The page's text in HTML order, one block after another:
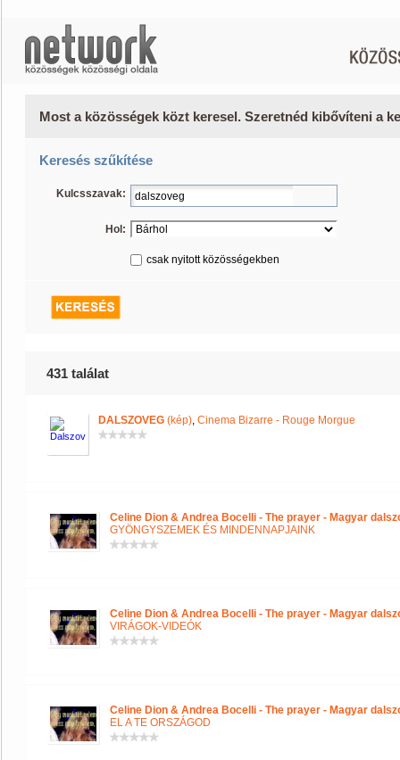
Most a közösségek közt keresel. Szeretnéd kibővíteni a
Keresés szűkítése
Kulcsszavak:
Hol:
csak nyitott közösségekben
431 találat
DALSZOVEG (kép), Cinema Bizarre - Rouge Morgue
Celine Dion & Andrea Bocelli - The prayer - Magyar
GYÖNGYSZEMEK ÉS MINDENNAPJAINK
Celine Dion & Andrea Bocelli - The prayer - Magyar
VIRÁGOK-VIDEÓK
Celine Dion & Andrea Bocelli - The prayer - Magyar
EL A TE ORSZÁGOD